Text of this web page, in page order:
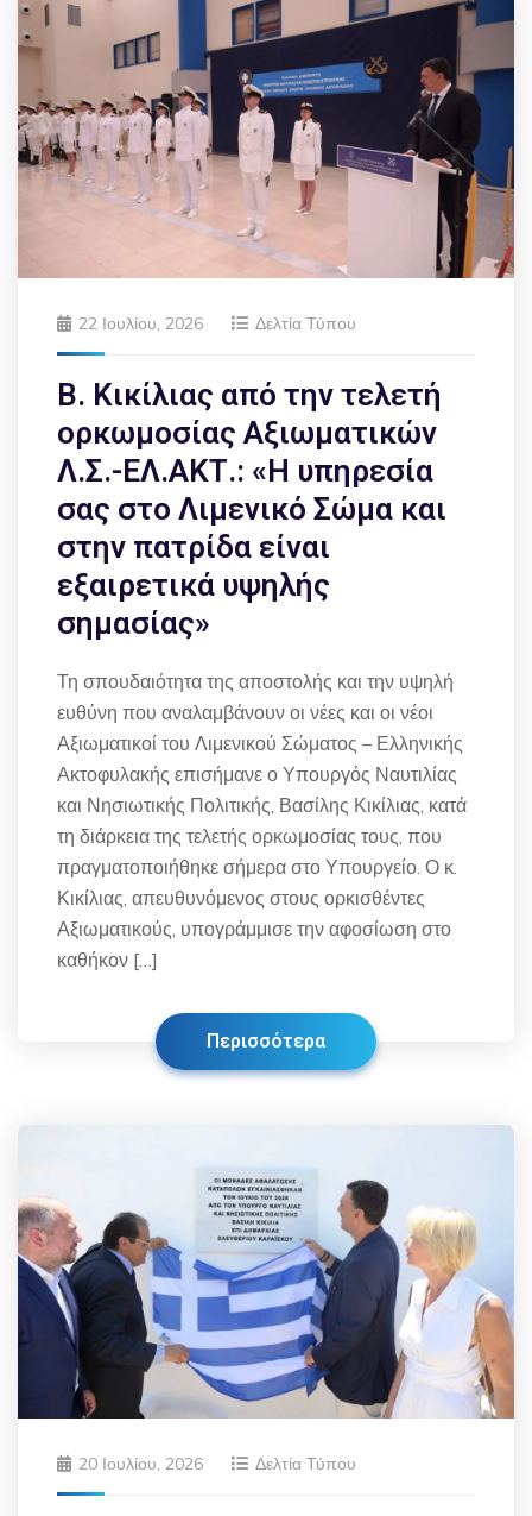
22 Ιουλίου, 2026 Δελτία Τύπου
Β. Κικίλιας από την τελετή
ορκωμοσίας Αξιωματικών
Λ.Σ.-ΕΛ.ΑΚΤ.: «Η υπηρεσία
σας στο Λιμενικό Σώμα και
στην πατρίδα είναι
εξαιρετικά υψηλής
σημασίας»
Τη σπουδαιότητα της αποστολής και την υψηλή
ευθύνη που αναλαμβάνουν οι νέες και οι νέοι
Αξιωματικοί του Λιμενικού Σώματος – Ελληνικής
Ακτοφυλακής επισήμανε ο Υπουργός Ναυτιλίας
και Νησιωτικής Πολιτικής, Βασίλης Κικίλιας, κατά
τη διάρκεια της τελετής ορκωμοσίας τους, που
πραγματοποιήθηκε σήμερα στο Υπουργείο. Ο κ.
Κικίλιας, απευθυνόμενος στους ορκισθέντες
Αξιωματικούς, υπογράμμισε την αφοσίωση στο
καθήκον […]
Περισσότερα
20 Ιουλίου, 2026 Δελτία Τύπου